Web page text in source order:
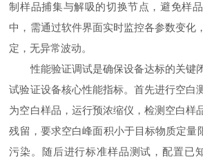
制样品捕集与解吸的切换节点，避免样
中，需通过软件界面实时监控各参数变化
定，无异常波动。
性能验证调试是确保设备达标的关键
试验证设备核心性能指标。首先进行空白
为空白样品，运行预浓缩仪，检测空白样
残留，要求空白峰面积小于目标物质定量
污染。随后进行标准样品测试，配置已